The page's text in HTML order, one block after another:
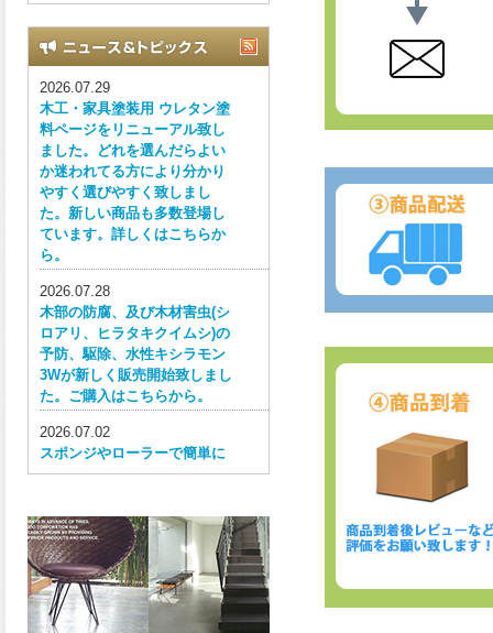
2026.07.29
木工・家具塗装用 ウレタン塗
料ページをリニューアル致し
ました。どれを選んだらよい
か迷われてる方により分かり
やすく選びやすく致しまし
た。新しい商品も多数登場し
ています。詳しくはこちらか
ら。
2026.07.28
木部の防腐、及び木材害虫(シ
ロアリ、ヒラタキクイムシ)の
予防、駆除、水性キシラモン
3Wが新しく販売開始致しまし
た。ご購入はこちらから。
2026.07.02
スポンジやローラーで簡単に
塗ってはがせる目かくし用水
イントが新しく販売開始致し
ました。ご購入はこちらか
ら。
2026.06.30
ウレタン特有の網目構造の反